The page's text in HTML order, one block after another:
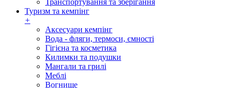
Транспортування та зберігання
Туризм та кемпінг
+
Аксесуари кемпінг
Вода - фляги, термоси, ємності
Гігієна та косметика
Килимки та подушки
Мангали та грилі
Меблі
Вогнище